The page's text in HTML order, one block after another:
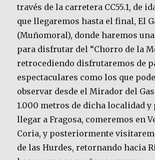
través de la carretera CC55.1, de
que llegaremos hasta el final, El
(Muñomoral), donde haremos
para disfrutar del “Chorro de la
retrocediendo disfrutaremos de
espectaculares como los que
observar desde el Mirador del
1.000 metros de dicha localidad y
llegar a Fragosa, comeremos en
Coria, y posteriormente
de las Hurdes, retornando hacia